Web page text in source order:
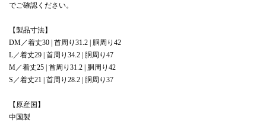
でご確認ください。
【製品寸法】
DM／着丈30 | 首周り31.2 | 胴周り42
L／着丈29 | 首周り34.2 | 胴周り47
M／着丈25 | 首周り31.2 | 胴周り42
S／着丈21 | 首周り28.2 | 胴周り37
【原産国】
中国製